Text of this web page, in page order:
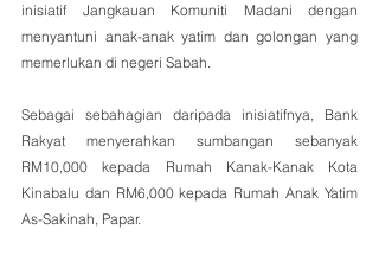
inisiatif Jangkauan Komuniti Madani dengan
menyantuni anak-anak yatim dan golongan yang
memerlukan di negeri Sabah.
Sebagai sebahagian daripada inisiatifnya, Bank
Rakyat menyerahkan sumbangan sebanyak
RM10,000 kepada Rumah Kanak-Kanak Kota
Kinabalu dan RM6,000 kepada Rumah Anak Yatim
As-Sakinah, Papar.